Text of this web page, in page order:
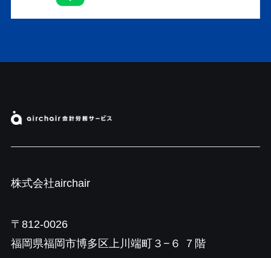
株式会社airchair
〒812-0026
福岡県福岡市博多区上川端町３−６ ７階